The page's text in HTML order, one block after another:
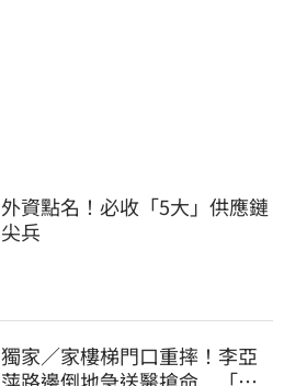
外資點名！必收「5大」供應鏈
尖兵
獨家／家樓梯門口重摔！李亞